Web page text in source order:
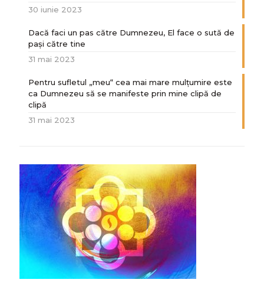
30 iunie 2023
Dacă faci un pas către Dumnezeu, El face o sută de
paşi către tine
31 mai 2023
Pentru sufletul „meu“ cea mai mare mulțumire este
ca Dumnezeu să se manifeste prin mine clipă de
clipă
31 mai 2023